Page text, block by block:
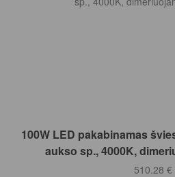
Į
100W LED pakabinamas
aukso sp., 4000K,
510.28 €